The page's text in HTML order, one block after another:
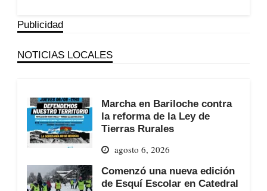
Publicidad
NOTICIAS LOCALES
Marcha en Bariloche contra
la reforma de la Ley de
Tierras Rurales
agosto 6, 2026
Comenzó una nueva edición
de Esquí Escolar en Catedral